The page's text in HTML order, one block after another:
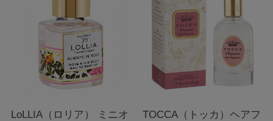
LoLLIA（ロリア） ミニオ
TOCCA（トッカ）ヘアフ